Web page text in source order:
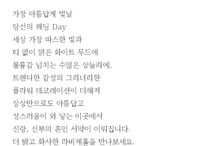
가장 아름답게 빛날
당신의 웨딩 Day
세상 가장 따스한 빛과
티 없이 맑은 화이트 무드에
볼륨감 넘치는 수많은 샹들리에,
트렌디한 감성의 그리너리한
플라워 데코레이션이 더해져
상상만으로도 아름답고
성스러움이 와 닿는 이곳에서
신랑, 신부의 혼인 서약이 이뤄집니다.
더 밝고 화사한 라비제홀을 만나보세요.